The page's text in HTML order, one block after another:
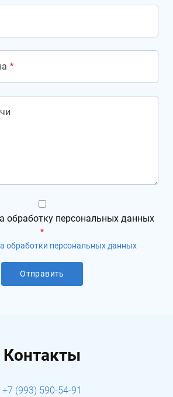
обработку персональных данных
обработки персональных данных
Контакты
+7 (993) 590-54-91